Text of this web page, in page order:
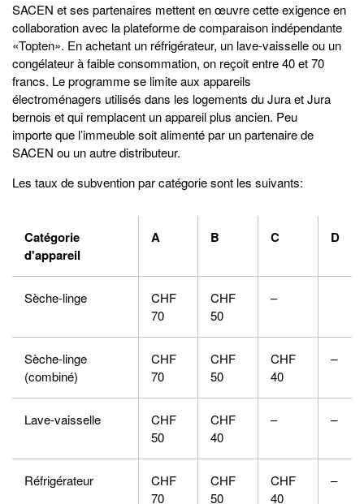
SACEN et ses partenaires mettent en œuvre cette exigence en
collaboration avec la plateforme de comparaison indépendante
«Topten». En achetant un réfrigérateur, un lave-vaisselle ou un
congélateur à faible consommation, on reçoit entre 40 et 70
francs. Le programme se limite aux appareils
électroménagers utilisés dans les logements du Jura et Jura
bernois et qui remplacent un appareil plus ancien. Peu
importe que l’immeuble soit alimenté par un partenaire de
SACEN ou un autre distributeur.
Les taux de subvention par catégorie sont les suivants:
Catégorie
d'appareil
A B C D
Sèche-linge
CHF
70
CHF
50
–
Sèche-linge
(combiné)
CHF
70
CHF
50
CHF
40
–
Lave-vaisselle
CHF
50
CHF
40
– –
Réfrigérateur
CHF
70
CHF
50
CHF
40
–